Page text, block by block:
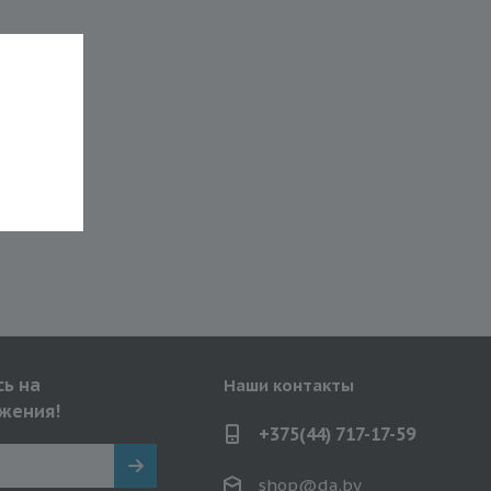
на
Наши контакты
+375(44) 717-17-59
shop@da.by